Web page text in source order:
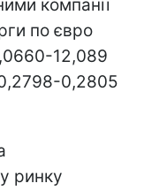
компанії
по євро
12,089
0,2805
ринку